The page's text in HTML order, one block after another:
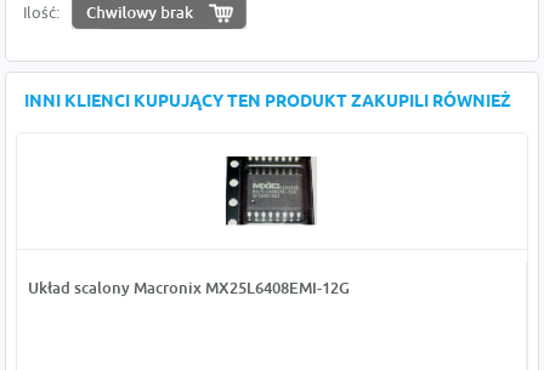
Ilość:
INNI KLIENCI KUPUJĄCY TEN PRODUKT ZAKUPILI RÓWNIEŻ
Układ scalony Macronix MX25L6408EMI-12G